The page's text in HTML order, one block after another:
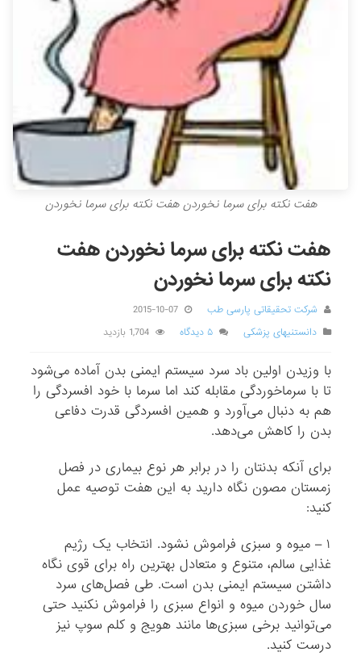
هفت نکته برای سرما نخوردن هفت نکته برای سرما نخوردن
هفت نکته برای سرما نخوردن هفت
نکته برای سرما نخوردن
شرکت تحقیقاتی پارسی طب
2015-10-07
دانستنیهای پزشکی
۵ دیدگاه 1,704 بازدید
با وزیدن اولین باد سرد سیستم ایمنی بدن آماده می‌شود
تا با سرماخوردگی مقابله کند اما سرما با خود افسردگی را
هم به دنبال می‌آورد و همین افسردگی قدرت دفاعی
بدن را کاهش می‌دهد.
برای آنکه بدنتان را در برابر هر نوع بیماری در فصل
زمستان مصون نگاه دارید به این هفت توصیه عمل
کنید:
۱ – میوه و سبزی فراموش نشود. انتخاب یک رژیم
غذایی سالم، متنوع و متعادل بهترین راه برای قوی نگاه
داشتن سیستم ایمنی بدن است. طی فصل‌های سرد
سال خوردن میوه و انواع سبزی را فراموش نکنید حتی
می‌توانید برخی سبزی‌ها مانند هویج و کلم سوپ نیز
درست کنید.